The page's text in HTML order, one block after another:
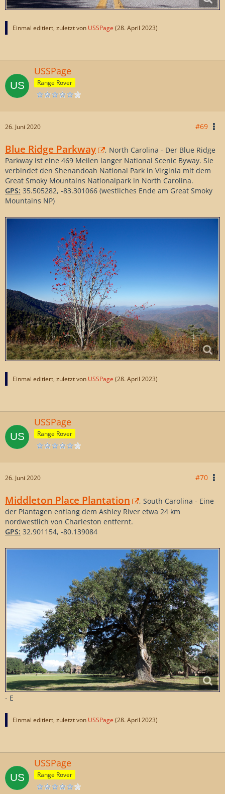
Einmal editiert, zuletzt von USSPage (28. April 2023)
USSPage
Range Rover
26. Juni 2020 #69
Blue Ridge Parkway
, North Carolina - Der Blue Ridge
Parkway ist eine 469 Meilen langer National Scenic Byway. Sie
verbindet den Shenandoah National Park in Virginia mit dem
Great Smoky Mountains Nationalpark in North Carolina.
GPS: 35.505282, -83.301066 (westliches Ende am Great Smoky
Mountains NP)
Einmal editiert, zuletzt von USSPage (28. April 2023)
USSPage
Range Rover
26. Juni 2020 #70
Middleton Place Plantation
, South Carolina - Eine
der Plantagen entlang dem Ashley River etwa 24 km
nordwestlich von Charleston entfernt.
GPS: 32.901154, -80.139084
- E
Einmal editiert, zuletzt von USSPage (28. April 2023)
USSPage
Range Rover